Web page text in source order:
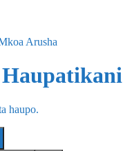
Arusha
haupo.